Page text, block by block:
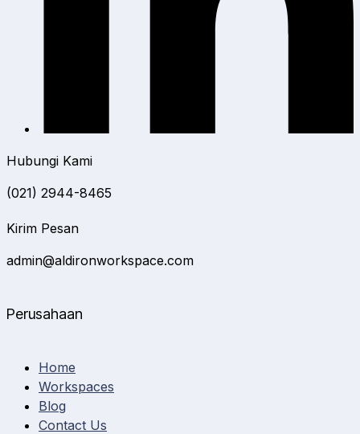
Hubungi Kami
(021) 2944-8465
Kirim Pesan
admin@aldironworkspace.com
Perusahaan
Home
Workspaces
Blog
Contact Us